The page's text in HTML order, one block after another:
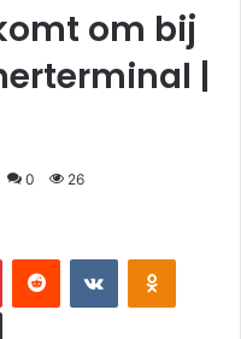
om bij
|
0 26
Reddit VKontakte Odnoklassniki